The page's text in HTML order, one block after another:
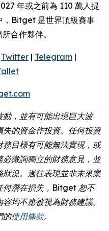
年或之前為 110 萬人提
，Bitget 是世界頂級賽事
合作夥伴。
Twitter | Telegram |
，並有可能出現巨大波
的資金作投資。任何投資
目標有可能無法實現，或
徵詢獨立的財務意見，並
況。過往表現並非未來業
何潛在損失，Bitget 恕不
均不應被視為財務建議。
的使用條款。